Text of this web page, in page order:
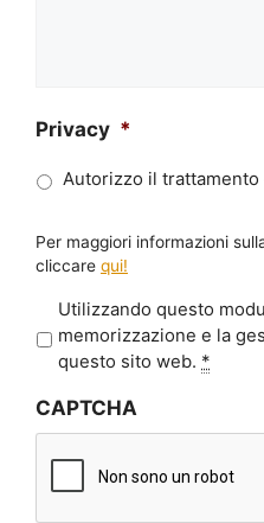
Privacy *
Autorizzo il
Per maggiori informazioni
cliccare qui!
r
a
c
*
Utilizzando questo
memorizzazione e la
questo sito web. *
CAPTCHA